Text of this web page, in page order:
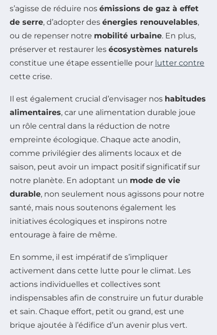
s’agisse de réduire nos émissions de gaz à effet
de serre, d’adopter des énergies renouvelables,
ou de repenser notre mobilité urbaine. En plus,
préserver et restaurer les écosystèmes naturels
constitue une étape essentielle pour lutter contre
cette crise.
Il est également crucial d’envisager nos habitudes
alimentaires, car une alimentation durable joue
un rôle central dans la réduction de notre
empreinte écologique. Chaque acte anodin,
comme privilégier des aliments locaux et de
saison, peut avoir un impact positif significatif sur
notre planète. En adoptant un mode de vie
durable, non seulement nous agissons pour notre
santé, mais nous soutenons également les
initiatives écologiques et inspirons notre
entourage à faire de même.
En somme, il est impératif de s’impliquer
activement dans cette lutte pour le climat. Les
actions individuelles et collectives sont
indispensables afin de construire un futur durable
et sain. Chaque effort, petit ou grand, est une
brique ajoutée à l’édifice d’un avenir plus vert.